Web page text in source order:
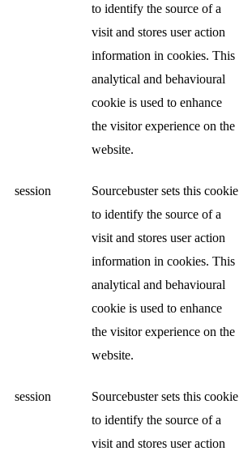
to identify the source of a
visit and stores user action
information in cookies. This
analytical and behavioural
cookie is used to enhance
the visitor experience on the
website.
session
Sourcebuster sets this cookie
to identify the source of a
visit and stores user action
information in cookies. This
analytical and behavioural
cookie is used to enhance
the visitor experience on the
website.
session
Sourcebuster sets this cookie
to identify the source of a
visit and stores user action